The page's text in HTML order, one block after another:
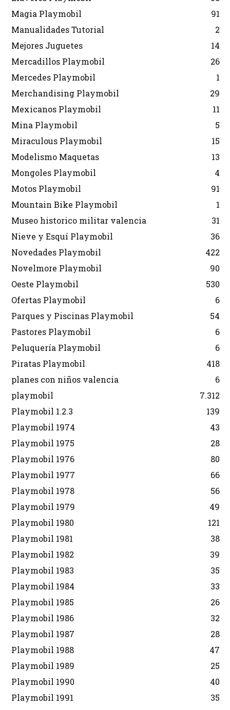
Magia Playmobil
91
Manualidades Tutorial
2
Mejores Juguetes
14
Mercadillos Playmobil
26
Mercedes Playmobil
1
Merchandising Playmobil
29
Mexicanos Playmobil
11
Mina Playmobil
5
Miraculous Playmobil
15
Modelismo Maquetas
13
Mongoles Playmobil
4
Motos Playmobil
91
Mountain Bike Playmobil
1
Museo historico militar valencia
31
Nieve y Esquí Playmobil
36
Novedades Playmobil
422
Novelmore Playmobil
90
Oeste Playmobil
530
Ofertas Playmobil
6
Parques y Piscinas Playmobil
54
Pastores Playmobil
6
Peluquería Playmobil
6
Piratas Playmobil
418
planes con niños valencia
6
playmobil
7.312
Playmobil 1.2.3
139
Playmobil 1974
43
Playmobil 1975
28
Playmobil 1976
80
Playmobil 1977
66
Playmobil 1978
56
Playmobil 1979
49
Playmobil 1980
121
Playmobil 1981
38
Playmobil 1982
39
Playmobil 1983
35
Playmobil 1984
33
Playmobil 1985
26
Playmobil 1986
32
Playmobil 1987
28
Playmobil 1988
47
Playmobil 1989
25
Playmobil 1990
40
Playmobil 1991
35